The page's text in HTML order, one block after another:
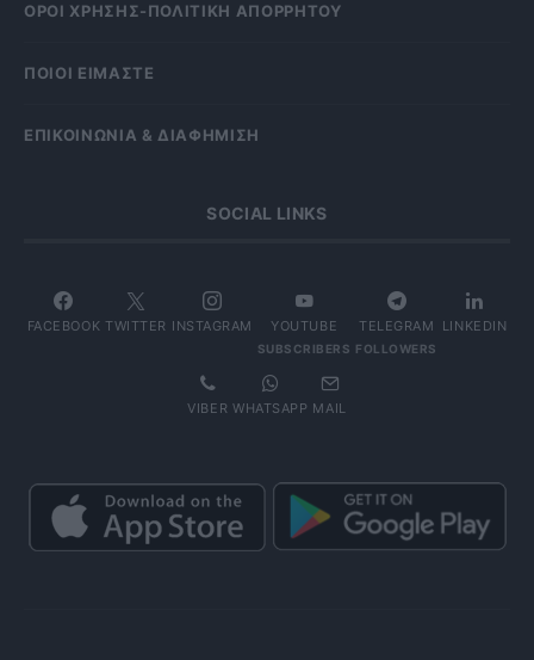
OΡΟΙ ΧΡΗΣΗΣ-ΠΟΛΙΤΙΚΗ ΑΠΟΡΡΗΤΟΥ
ΠΟΙΟΙ ΕΙΜΑΣΤΕ
ΕΠΙΚΟΙΝΩΝΙΑ & ΔΙΑΦΗΜΙΣΗ
SOCIAL LINKS
FACEBOOK TWITTER INSTAGRAM YOUTUBE
SUBSCRIBERS
TELEGRAM
FOLLOWERS
LINKEDIN
VIBER WHATSAPP MAIL